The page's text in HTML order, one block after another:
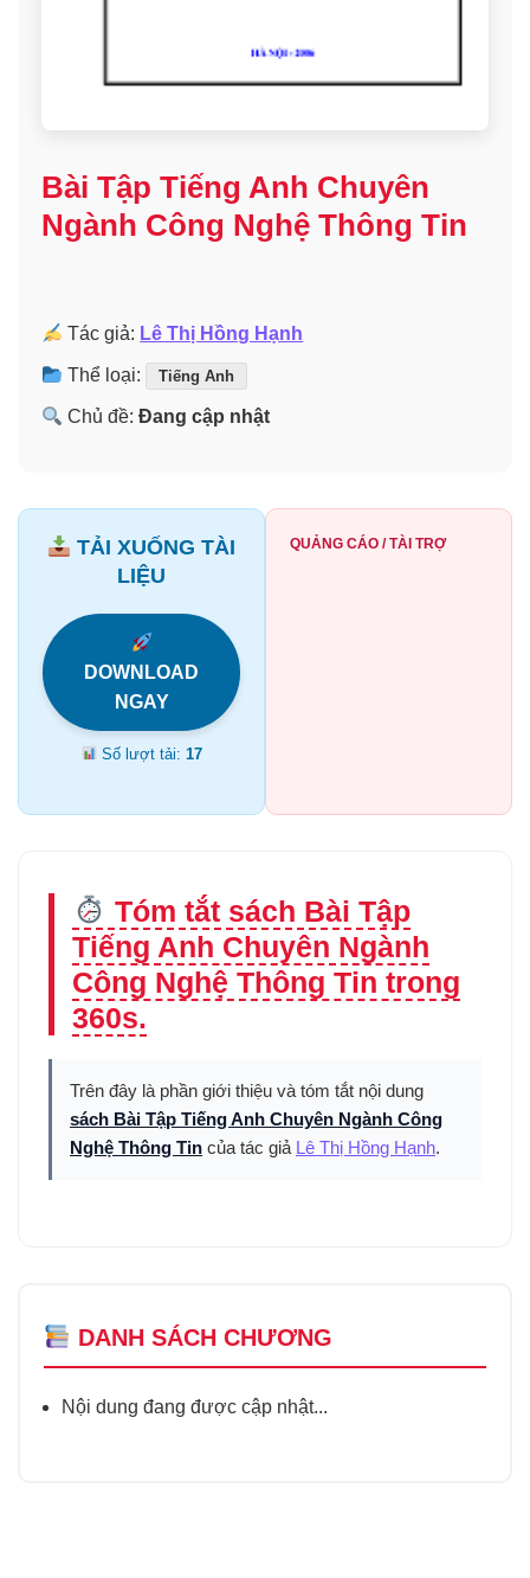
Bài Tập Tiếng Anh Chuyên
Ngành Công Nghệ Thông Tin
Tác giả: Lê Thị Hồng Hạnh
Thể loại: Tiếng Anh
Chủ đề:Đang cập nhật
TẢI XUỐNG TÀI
LIỆU
DOWNLOAD
NGAY
Số lượt tải: 17
QUẢNG CÁO / TÀI TRỢ
Tóm tắt sách Bài Tập
Tiếng Anh Chuyên Ngành
Công Nghệ Thông Tin trong
360s.
Trên đây là phần giới thiệu và tóm tắt nội dung
sách Bài Tập Tiếng Anh Chuyên Ngành Công
Nghệ Thông Tin của tác giả Lê Thị Hồng Hạnh.
DANH SÁCH CHƯƠNG
Nội dung đang được cập nhật...